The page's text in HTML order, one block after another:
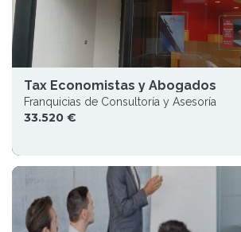
Tax Economistas y Abogados
Franquicias de Consultoría y Asesoría
33.520 €